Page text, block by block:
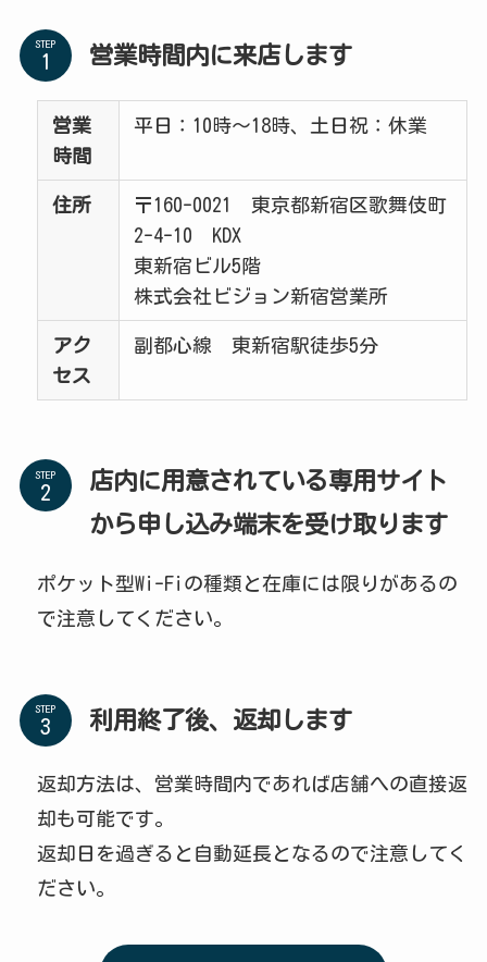
STEP 営業時間内に来店します
営業
時間
平日：10時～18時、土日祝：休業
住所
〒160-0021 東京都新宿区歌舞伎町
2-4-10 KDX
東新宿ビル5階
株式会社ビジョン新宿営業所
アク
セス
副都心線 東新宿駅徒歩5分
STEP
店内に用意されている専用サイト
から申し込み端末を受け取ります
ポケット型Wi-Fiの種類と在庫には限りがあるの
で注意してください。
STEP 利用終了後、返却します
返却方法は、営業時間内であれば店舗への直接返
却も可能です。
返却日を過ぎると自動延長となるので注意してく
ださい。